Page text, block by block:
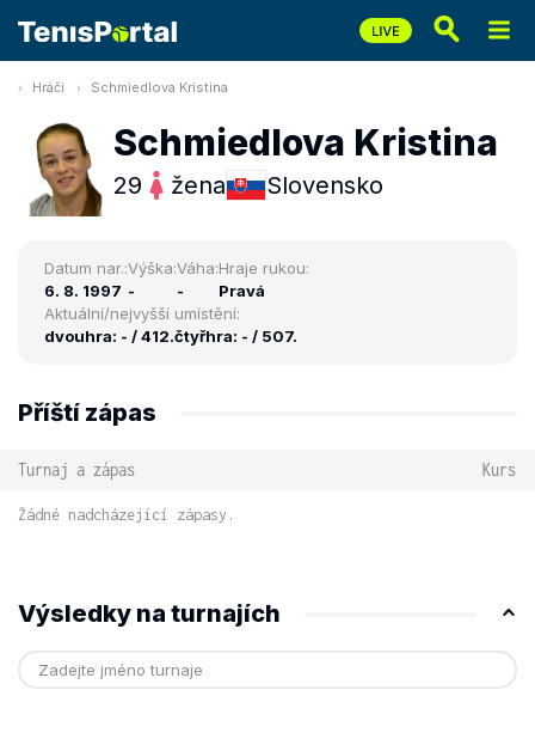
Hráči Schmiedlova Kristina
Schmiedlova Kristina
29 žena Slovensko
Datum nar.:
6. 8. 1997
Výška:
-
Váha:
-
Hraje rukou:
Pravá
Aktuální/nejvyšší umístění:
dvouhra: - / 412.čtyřhra: - / 507.
Příští zápas
Turnaj a zápas Kurs
Žádné nadcházející zápasy.
Výsledky na turnajích